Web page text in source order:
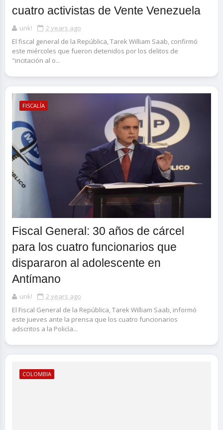
cuatro activistas de Vente Venezuela
unk!
2 years ago
El fiscal general de la República, Tarek William Saab, confirmó
este miércoles que fueron detenidos por los delitos de
"incitación al o...
FISCALÍA
Fiscal General: 30 años de cárcel
para los cuatro funcionarios que
dispararon al adolescente en
Antímano
unk!
2 years ago
El Fiscal General de la República, Tarek William Saab, informó
este jueves ante la prensa que los cuatro funcionarios
adscritos a la Policía...
COLOMBIA